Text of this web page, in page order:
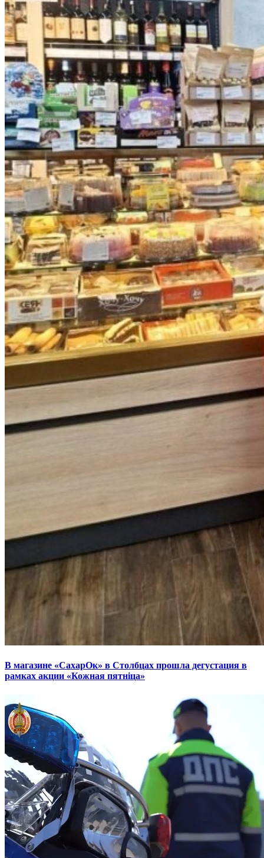
В магазине «СахарОк» в Столбцах прошла дегустация в
рамках акции «Кожная пятніца»